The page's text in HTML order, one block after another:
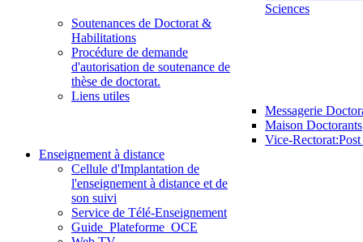
Sciences
Soutenances de Doctorat &
Habilitations
Procédure de demande
d'autorisation de soutenance de
thèse de doctorat.
Liens utiles
Messagerie
Maison Doctorants
Vice-
Enseignement à distance
Cellule d'Implantation de
l'enseignement à distance et de
son suivi
Service de Télé-Enseignement
Guide_Plateforme_OCE